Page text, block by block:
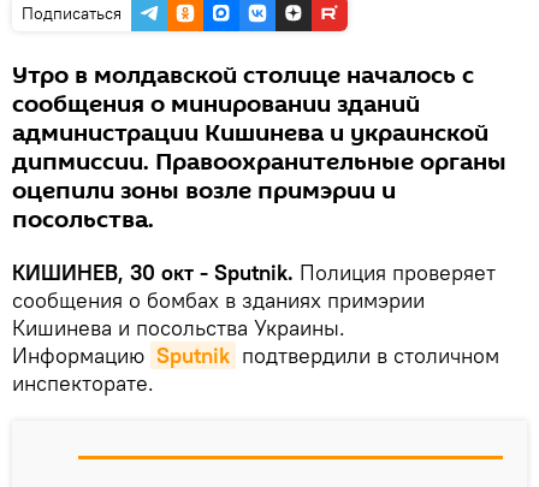
Подписаться
Утро в молдавской столице началось с
сообщения о минировании зданий
администрации Кишинева и украинской
дипмиссии. Правоохранительные органы
оцепили зоны возле примэрии и
посольства.
КИШИНЕВ, 30 окт - Sputnik. Полиция проверяет
сообщения о бомбах в зданиях примэрии
Кишинева и посольства Украины.
Информацию Sputnik подтвердили в столичном
инспекторате.